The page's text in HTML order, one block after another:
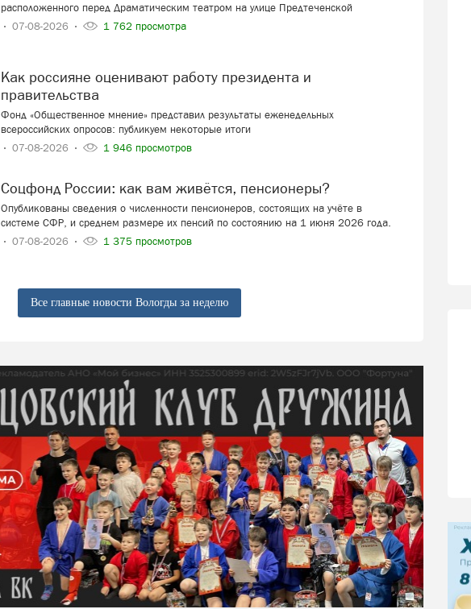
расположенного перед Драматическим театром на улице Предтеченской
07-08-2026
1 762 просмотра
Как россияне оценивают работу президента и
правительства
Фонд «Общественное мнение» представил результаты еженедельных
всероссийских опросов: публикуем некоторые итоги
07-08-2026
1 946 просмотров
Соцфонд России: как вам живётся, пенсионеры?
Опубликованы сведения о численности пенсионеров, состоящих на учёте в
системе СФР, и среднем размере их пенсий по состоянию на 1 июня 2026 года.
07-08-2026
1 375 просмотров
Все главные новости Вологды за неделю